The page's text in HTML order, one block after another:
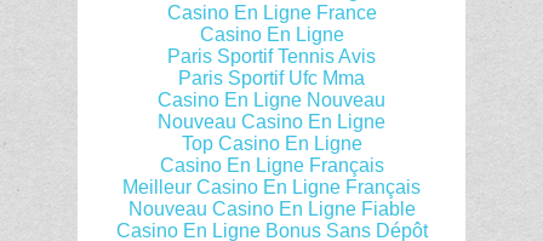
Casino En Ligne France
Casino En Ligne
Paris Sportif Tennis Avis
Paris Sportif Ufc Mma
Casino En Ligne Nouveau
Nouveau Casino En Ligne
Top Casino En Ligne
Casino En Ligne Français
Meilleur Casino En Ligne Français
Nouveau Casino En Ligne Fiable
Casino En Ligne Bonus Sans Dépôt